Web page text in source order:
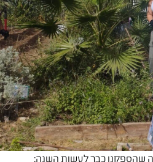
שהספקנו כבר לעשות השנה: